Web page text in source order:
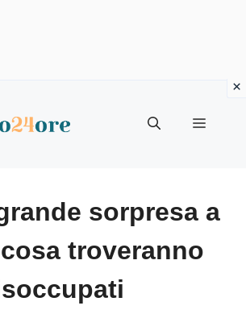
Menu
sorpresa a
troveranno